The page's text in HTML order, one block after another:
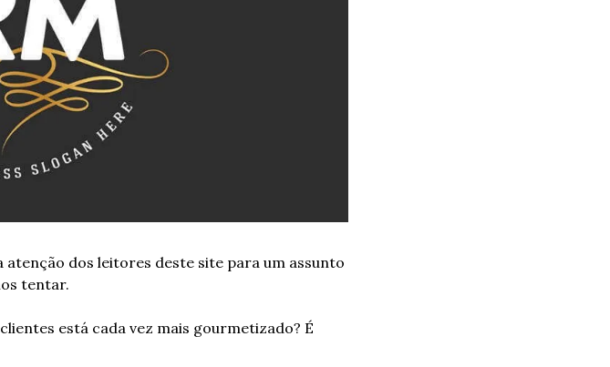
dos leitores deste site para um assunto
tentar.
está cada vez mais gourmetizado? É